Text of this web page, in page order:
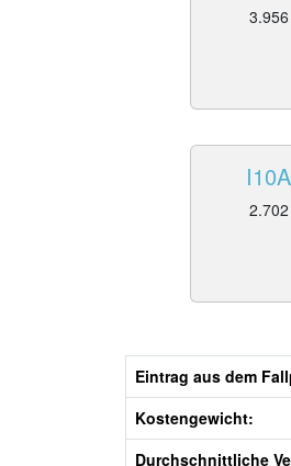
3.956
I10A
2.702
Eintrag aus dem
Kostengewicht:
Durchschnittliche